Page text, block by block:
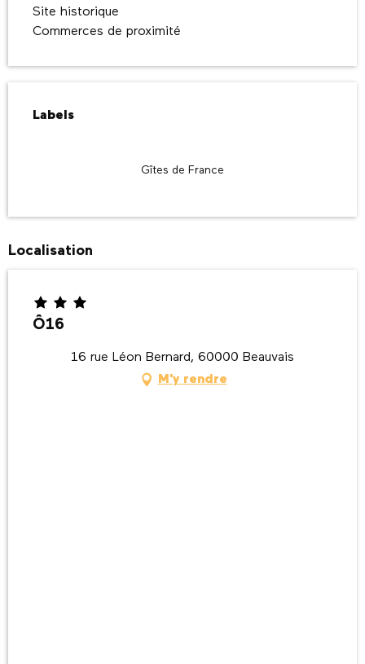
Site historique
Commerces de proximité
Labels
Labels
Gîtes de France
Localisation
Ô16
16 rue Léon Bernard, 60000 Beauvais
M'y rendre